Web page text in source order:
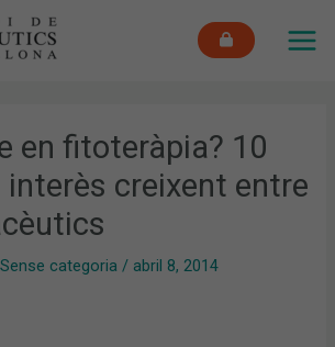
en fitoteràpia? 10
interès creixent entre
Sense categoria / abril 8, 2014